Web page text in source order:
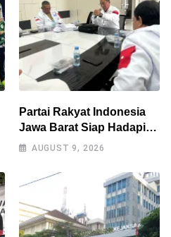
Partai Rakyat Indonesia
Jawa Barat Siap Hadapi
Pemilu 2029
AUGUST 9, 2026